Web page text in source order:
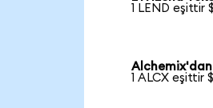
1 LEND eşittir
Alchemix'dan
1 ALCX eşittir